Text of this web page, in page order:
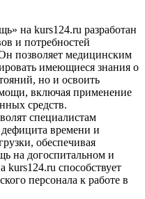
на kurs124.ru разработан
и потребностей
позволяет медицинским
имеющиеся знания о
но и освоить
включая применение
средств.
специалистам
дефицита времени и
обеспечивая
на догоспитальном и
kurs124.ru способствует
персонала к работе в